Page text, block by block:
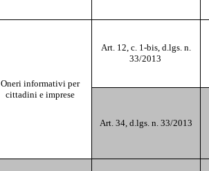
Oneri informativi per
cittadini e imprese
Art. 12, c. 1-bis, d.lgs. n.
33/2013
Art. 34, d.lgs. n. 33/2013